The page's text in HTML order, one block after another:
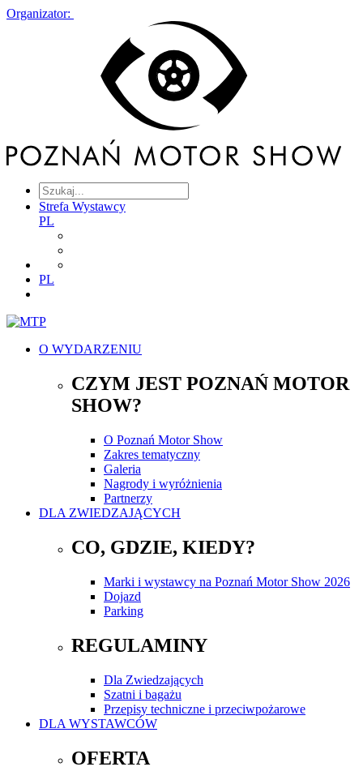
Organizator:
Strefa Wystawcy
PL
PL
O WYDARZENIU
CZYM JEST POZNAŃ MOTOR
SHOW?
O Poznań Motor Show
Zakres tematyczny
Galeria
Nagrody i wyróżnienia
Partnerzy
DLA ZWIEDZAJĄCYCH
CO, GDZIE, KIEDY?
Marki i wystawcy na Poznań Motor Show 2026
Dojazd
Parking
REGULAMINY
Dla Zwiedzających
Szatni i bagażu
Przepisy techniczne i przeciwpożarowe
DLA WYSTAWCÓW
OFERTA